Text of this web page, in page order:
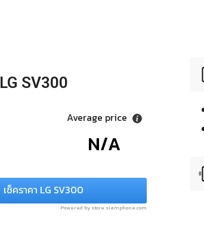
LG SV300
Average price
N/A
เช็คราคา LG SV300
Powered by store.siamphone.com